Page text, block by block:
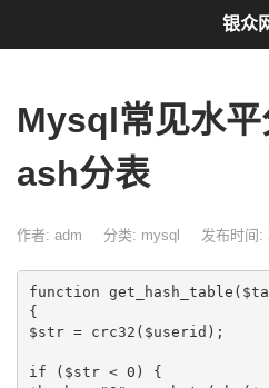
Mysql常见水
ash分表
作者: adm 分类: mysql 发布时间:
function
{
$str = crc32($userid);
if ($str < 0) {
银众